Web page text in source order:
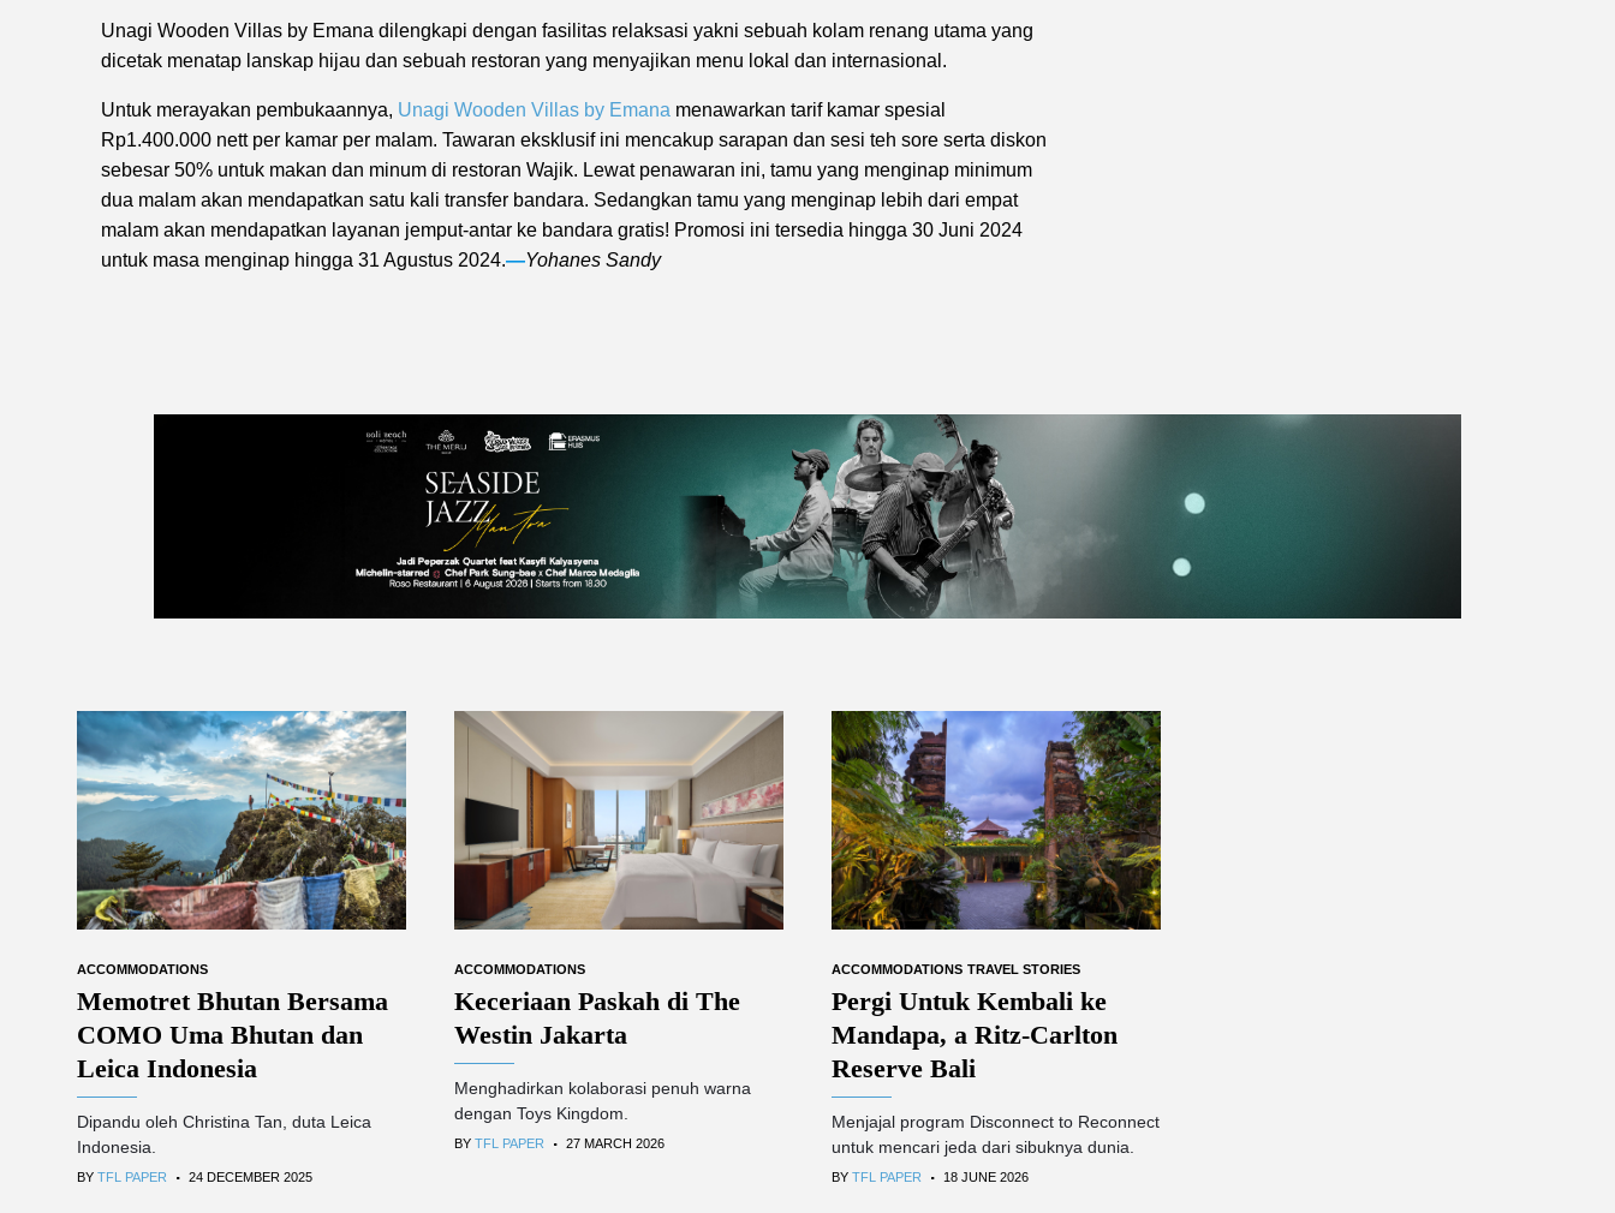
Unagi Wooden Villas by Emana dilengkapi dengan fasilitas relaksasi yakni sebuah kolam renang utama yang
dicetak menatap lanskap hijau dan sebuah restoran yang menyajikan menu lokal dan internasional.
Untuk merayakan pembukaannya, Unagi Wooden Villas by Emana menawarkan tarif kamar spesial
Rp1.400.000 nett per kamar per malam. Tawaran eksklusif ini mencakup sarapan dan sesi teh sore serta diskon
sebesar 50% untuk makan dan minum di restoran Wajik. Lewat penawaran ini, tamu yang menginap minimum
dua malam akan mendapatkan satu kali transfer bandara. Sedangkan tamu yang menginap lebih dari empat
malam akan mendapatkan layanan jemput-antar ke bandara gratis! Promosi ini tersedia hingga 30 Juni 2024
untuk masa menginap hingga 31 Agustus 2024.—Yohanes Sandy
ACCOMMODATIONS
Memotret Bhutan Bersama
COMO Uma Bhutan dan
Leica Indonesia
Dipandu oleh Christina Tan, duta Leica
Indonesia.
BY TFL PAPER . 24 DECEMBER 2025
ACCOMMODATIONS
Keceriaan Paskah di The
Westin Jakarta
Menghadirkan kolaborasi penuh warna
dengan Toys Kingdom.
BY TFL PAPER . 27 MARCH 2026
ACCOMMODATIONS TRAVEL STORIES
Pergi Untuk Kembali ke
Mandapa, a Ritz-Carlton
Reserve Bali
Menjajal program Disconnect to Reconnect
untuk mencari jeda dari sibuknya dunia.
BY TFL PAPER . 18 JUNE 2026